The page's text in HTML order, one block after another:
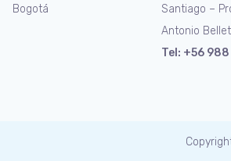
Bogotá
Santiago –
Antonio
Tel: +56